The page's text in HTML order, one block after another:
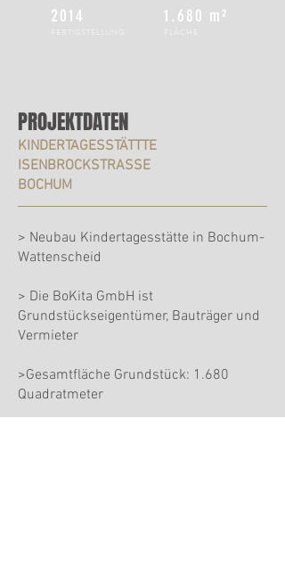
> Neubau Kindertagesstätte in Bochum-
Wattenscheid
> Die BoKita GmbH ist
Grundstückseigentümer, Bauträger und
Vermieter
>Gesamtfläche Grundstück: 1.680
Quadratmeter
PROJEKTDATEN
KINDERTAGESSTÄTTTE
ISENBROCKSTRASSE
BOCHUM
2014
FERTIGSTELLUNG
1.680 m²